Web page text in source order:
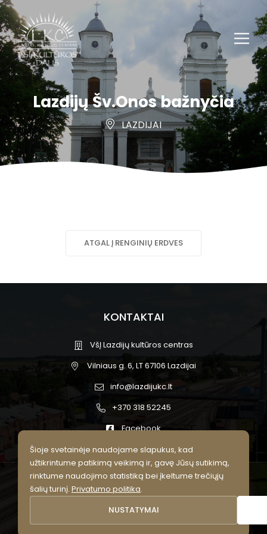
Lazdijų Šv.Onos bažnyčia
LAZDIJAI
ATGAL Į RENGINIŲ ERDVES
KONTAKTAI
VšĮ Lazdijų kultūros centras
Vilniaus g. 6, LT 67106 Lazdijai
info@lazdijukc.lt
+370 318 52245
Facebook
© 2026 Lazdijų kultūros centras.
Visos teisės saugomos.
Privatumo politikaSlapukų nustatymai
Šioje svetainėje naudojame slapukus, kad
užtikrintume patikimą veikimą ir, gavę Jūsų sutikimą,
rinktume naudojimo statistiką bei įkeltume trečiųjų
šalių turinį. Privatumo politika.
NUSTATYMAI